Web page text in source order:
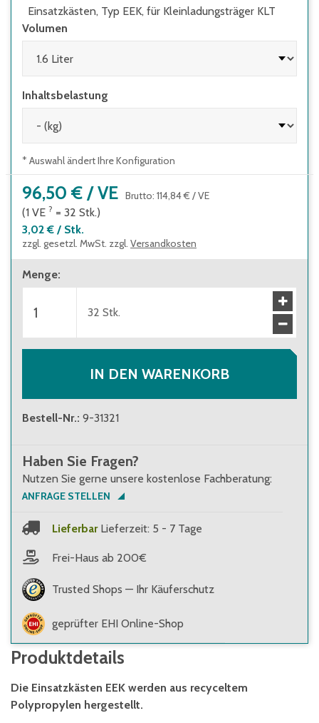
Einsatzkästen, Typ EEK, für Kleinladungsträger KLT
Volumen
Inhaltsbelastung
* Auswahl ändert Ihre Konfiguration
96,50 € /VE Brutto: 114,84 € /VE
(1 VE ? = 32 Stk.)
3,02 € / Stk.
zzgl. gesetzl. MwSt. zzgl. Versandkosten
Menge:
32 Stk.
IN DEN WARENKORB
Bestell-Nr.: 9-31321
Haben Sie Fragen?
Nutzen Sie gerne unsere kostenlose Fachberatung:
ANFRAGE STELLEN
Lieferbar Lieferzeit: 5 - 7 Tage
Frei-Haus ab 200€
Trusted Shops — Ihr Käuferschutz
geprüfter EHI Online-Shop
Produktdetails
Die Einsatzkästen EEK werden aus recyceltem
Polypropylen hergestellt.